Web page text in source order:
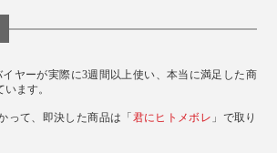
ヤーが実際に3週間以上使い、本当に満足した商
ます。
って、即決した商品は「 君にヒトメボレ 」で取り